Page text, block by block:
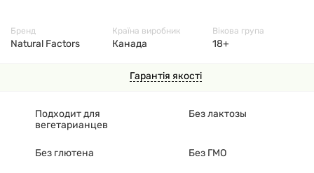
Гарантія якості
Подходит для
вегетарианцев
Без лактозы
Без глютена Без ГМО
Бренд
Natural Factors
Країна виробник
Канада
Вікова група
18+